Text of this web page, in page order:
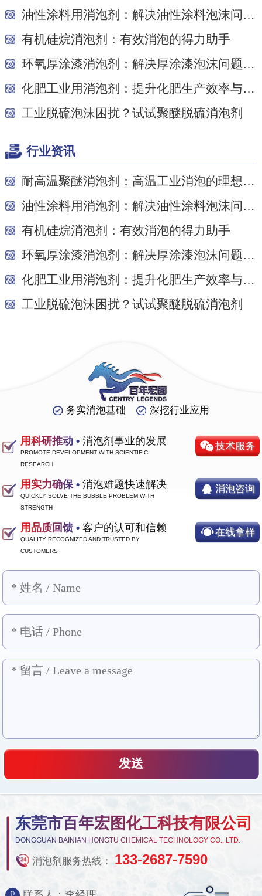
油性涂料用消泡剂：解决油性涂料泡沫问题的关键
有机硅烷消泡剂：有效消泡的得力助手
环氧厚涂漆消泡剂：解决厚涂漆泡沫问题的关键
化肥工业用消泡剂：提升化肥生产效率与质量的关...
工业脱硫泡沫困扰？试试聚醚脱硫消泡剂
行业资讯
耐高温聚醚消泡剂：高温工业消泡的理想之选
油性涂料用消泡剂：解决油性涂料泡沫问题的关键
有机硅烷消泡剂：有效消泡的得力助手
环氧厚涂漆消泡剂：解决厚涂漆泡沫问题的关键
化肥工业用消泡剂：提升化肥生产效率与质量的关...
工业脱硫泡沫困扰？试试聚醚脱硫消泡剂
务实消泡基础 深挖行业应用
用科研推动 • 消泡剂事业的发展
PROMOTE DEVELOPMENT WITH SCIENTIFIC
RESEARCH
用实力确保 • 消泡难题快速解决
QUICKLY SOLVE THE BUBBLE PROBLEM WITH
STRENGTH
用品质回馈 • 客户的认可和信赖
QUALITY RECOGNIZED AND TRUSTED BY
CUSTOMERS
技术服务
消泡咨询
在线拿样
东莞市百年宏图化工科技有限公司
DONGGUAN BAINIAN HONGTU CHEMICAL TECHNOLOGY CO., LTD.
消泡剂服务热线： 133-2687-7590